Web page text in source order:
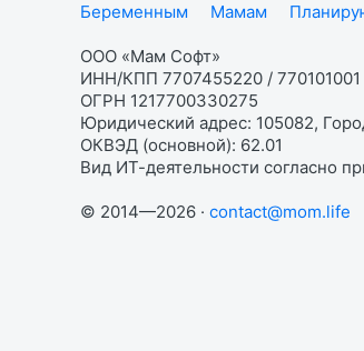
Беременным
Мамам
ООО «Мам Софт»
ИНН/КПП 7707455220 / 770101001
ОГРН 1217700330275
Юридический адрес: 105082,
ОКВЭД (основной): 62.01
Вид ИТ-деятельности согласно
© 2014—2026 · contact@mom.life